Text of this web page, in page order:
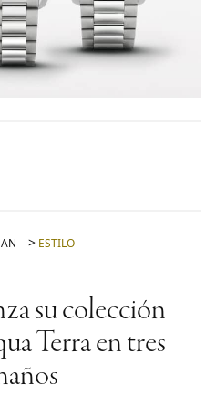
- ESTILO
su colección
Terra en tres